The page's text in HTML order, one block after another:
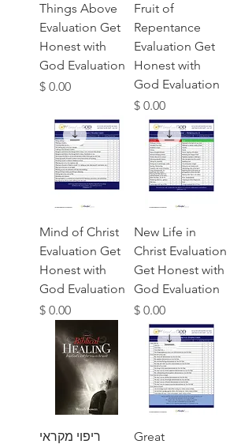
Fruit of
Repentance
Evaluation Get
Honest with
God Evaluation
מחיר
Things Above
Evaluation Get
Honest with
God Evaluation
מחיר
New Life in
Christ Evaluation
Get Honest with
God Evaluation
מחיר
Mind of Christ
Evaluation Get
Honest with
God Evaluation
מחיר
Great
ריפוי מקראי